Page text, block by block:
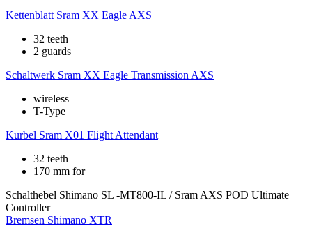
Kettenblatt Sram XX Eagle AXS
32 teeth
2 guards
Schaltwerk Sram XX Eagle Transmission AXS
wireless
T-Type
Kurbel Sram X01 Flight Attendant
32 teeth
170 mm for
Schalthebel Shimano SL -MT800-IL / Sram AXS POD Ultimate
Controller
Bremsen Shimano XTR